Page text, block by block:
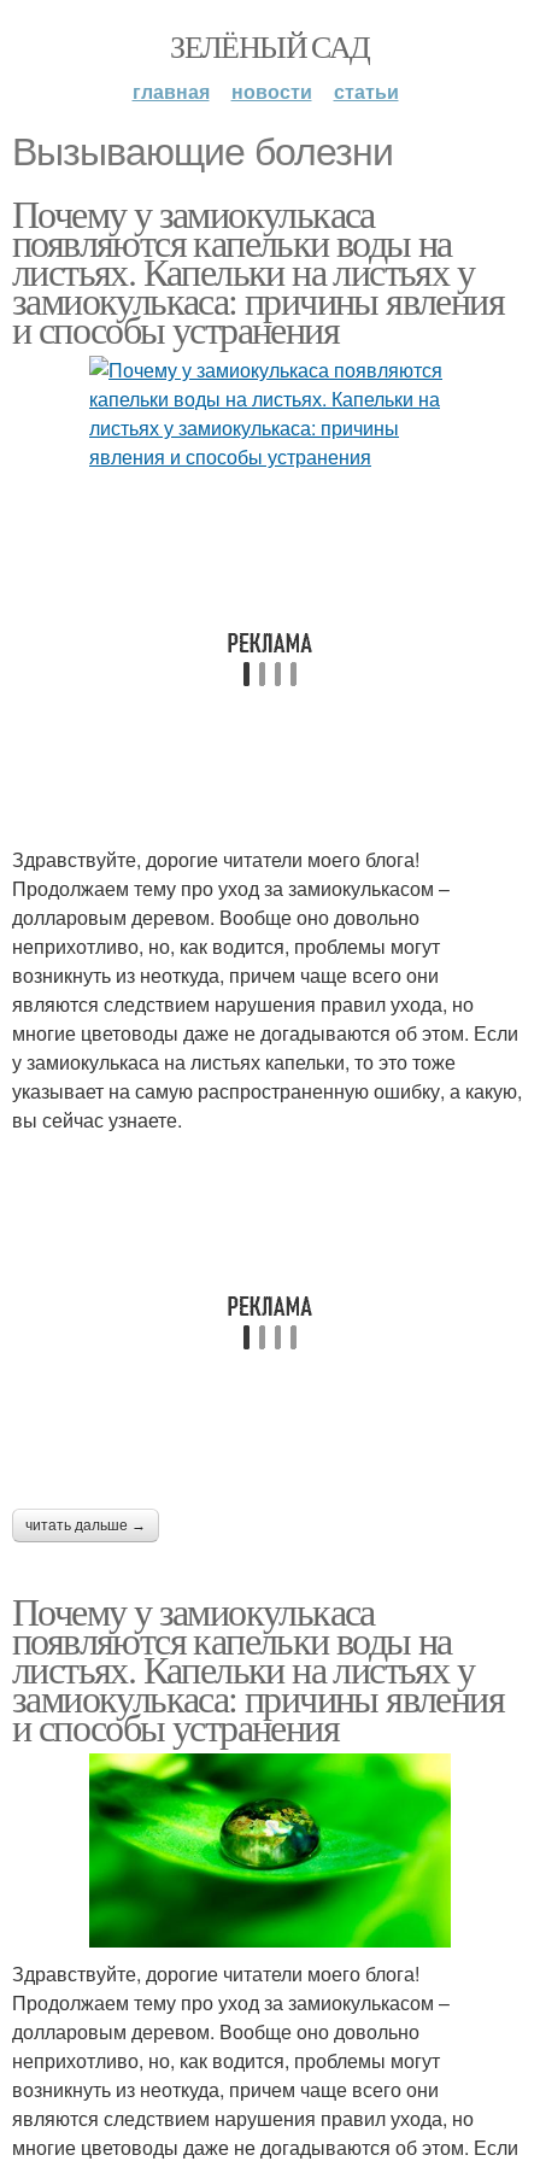
ЗЕЛЁНЫЙ САД
главная новости статьи
Вызывающие болезни
Почему у замиокулькаса
появляются капельки воды на
листьях. Капельки на листьях у
замиокулькаса: причины явления
и способы устранения
Здравствуйте, дорогие читатели моего блога!
Продолжаем тему про уход за замиокулькасом –
долларовым деревом. Вообще оно довольно
неприхотливо, но, как водится, проблемы могут
возникнуть из неоткуда, причем чаще всего они
являются следствием нарушения правил ухода, но
многие цветоводы даже не догадываются об этом. Если
у замиокулькаса на листьях капельки, то это тоже
указывает на самую распространенную ошибку, а какую,
вы сейчас узнаете.
читать дальше →
Почему у замиокулькаса
появляются капельки воды на
листьях. Капельки на листьях у
замиокулькаса: причины явления
и способы устранения
Здравствуйте, дорогие читатели моего блога!
Продолжаем тему про уход за замиокулькасом –
долларовым деревом. Вообще оно довольно
неприхотливо, но, как водится, проблемы могут
возникнуть из неоткуда, причем чаще всего они
являются следствием нарушения правил ухода, но
многие цветоводы даже не догадываются об этом. Если